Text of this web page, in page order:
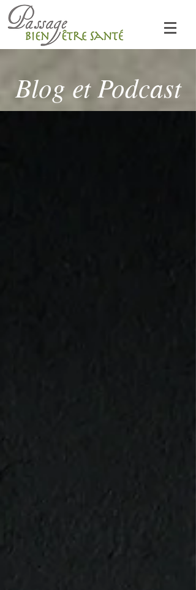
Blog et Podcast